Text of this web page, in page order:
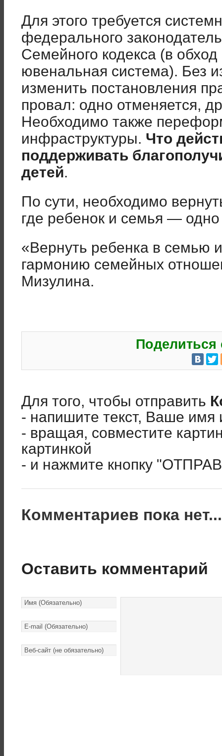
Для этого требуется
федерального
Семейного кодекса (в
ювенальная система). Без
изменить постановления
провал: одно отменяется,
Необходимо также
инфраструктуры. Что
поддерживать
детей.
По сути, необходимо
где ребенок и семья —
«Вернуть ребенка в семью
гармонию семейных
Мизулина.
Поделиться
Для того, чтобы отправить
- напишите текст, Ваше имя
- вращая, совместите
картинкой
- и нажмите кнопку
Комментариев пока
Оставить комментарий